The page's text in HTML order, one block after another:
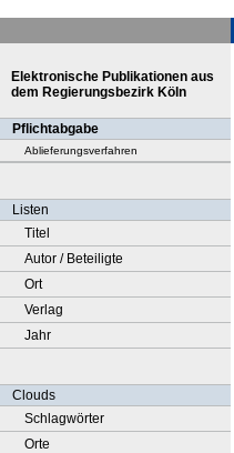
Elektronische Publikationen aus
dem Regierungsbezirk Köln
Pflichtabgabe
Ablieferungsverfahren
Listen
Titel
Autor / Beteiligte
Ort
Verlag
Jahr
Clouds
Schlagwörter
Orte